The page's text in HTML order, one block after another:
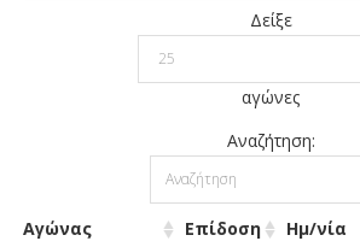
Δείξε
αγώνες
Αναζήτηση:
Αγώνας Επίδοση Ημ/νία